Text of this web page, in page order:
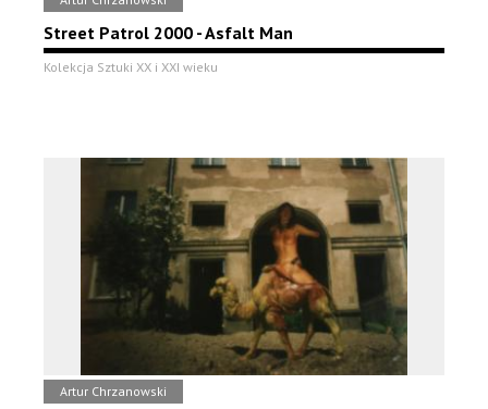
Street Patrol 2000 - Asfalt Man
Kolekcja Sztuki XX i XXI wieku
Artur Chrzanowski